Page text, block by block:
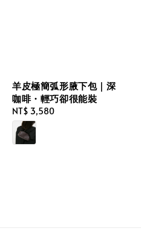
羊皮極簡弧形腋下包｜深
咖啡・輕巧卻很能裝
Regular
price
NT$ 3,580